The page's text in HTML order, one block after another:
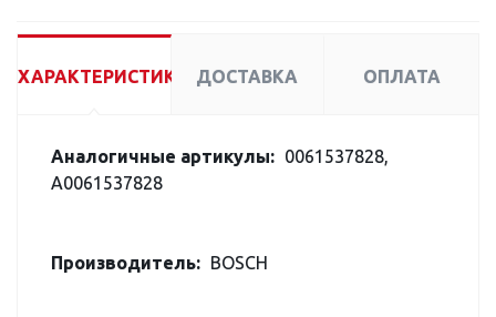
ХАРАКТЕРИСТИКИ ДОСТАВКА ОПЛАТА
Аналогичные артикулы: 0061537828,
A0061537828
Производитель: BOSCH